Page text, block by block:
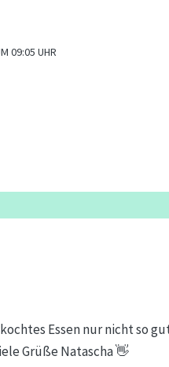
09:05 UHR
Essen nur nicht so
Grüße Natascha 👋